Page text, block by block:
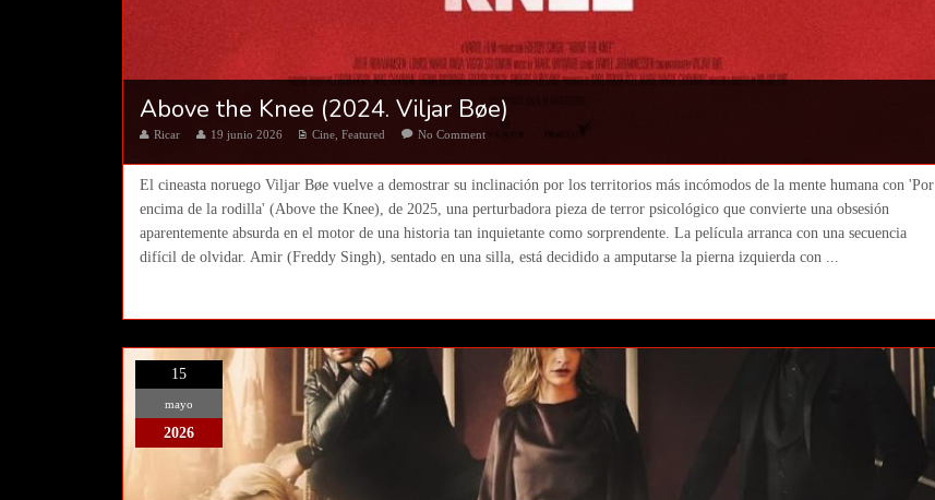
Above the Knee (2024. Viljar Bøe)
Ricar 19 junio 2026 Cine ,Featured No Comment
El cineasta noruego Viljar Bøe vuelve a demostrar su inclinación por los territorios más incómodos de la mente humana con 'Por
encima de la rodilla' (Above the Knee), de 2025, una perturbadora pieza de terror psicológico que convierte una obsesión
aparentemente absurda en el motor de una historia tan inquietante como sorprendente. La película arranca con una secuencia
difícil de olvidar. Amir (Freddy Singh), sentado en una silla, está decidido a amputarse la pierna izquierda con ...
15
mayo
2026